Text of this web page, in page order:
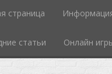
страница
статьи Онлайн